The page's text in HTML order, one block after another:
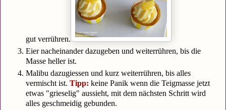
gut verrühren.
Eier nacheinander dazugeben und weiterrühren, bis die
Masse heller ist.
Malibu dazugiessen und kurz weiterrühren, bis alles
vermischt ist. Tipp: keine Panik wenn die Teigmasse jetzt
etwas "grieselig" aussieht, mit dem nächsten Schritt wird
alles geschmeidig gebunden.